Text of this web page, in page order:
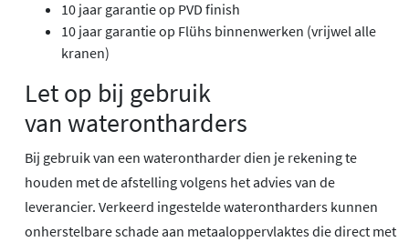
10 jaar garantie op PVD finish
10 jaar garantie op Flühs binnenwerken (vrijwel alle
kranen)
Let op bij gebruik
van waterontharders
Bij gebruik van een waterontharder dien je rekening te
houden met de afstelling volgens het advies van de
leverancier. Verkeerd ingestelde waterontharders kunnen
onherstelbare schade aan metaaloppervlaktes die direct met